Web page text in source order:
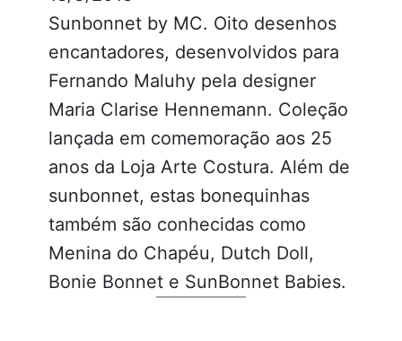
Sunbonnet by MC. Oito desenhos
encantadores, desenvolvidos para
Fernando Maluhy pela designer
Maria Clarise Hennemann. Coleção
lançada em comemoração aos 25
anos da Loja Arte Costura. Além de
sunbonnet, estas bonequinhas
também são conhecidas como
Menina do Chapéu, Dutch Doll,
Bonie Bonnet e SunBonnet Babies.